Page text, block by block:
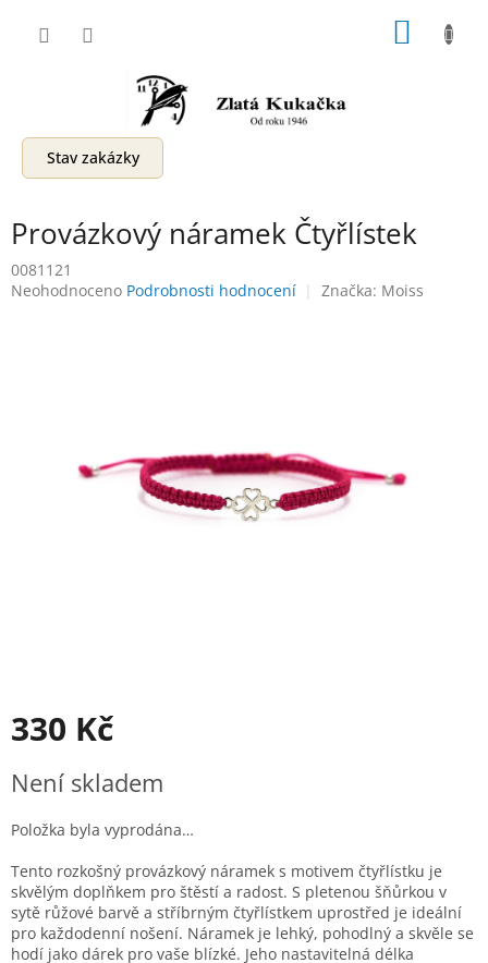
Stav zakázky
Provázkový náramek Čtyřlístek
0081121
Průměrné
Neohodnoceno Podrobnosti hodnocení Značka: Moiss
330 Kč
cena:
Není skladem
Položka byla vyprodána…
Tento rozkošný provázkový náramek s motivem čtyřlístku je
skvělým doplňkem pro štěstí a radost. S pletenou šňůrkou v
sytě růžové barvě a stříbrným čtyřlístkem uprostřed je ideální
pro každodenní nošení. Náramek je lehký, pohodlný a skvěle se
hodí jako dárek pro vaše blízké. Jeho nastavitelná délka